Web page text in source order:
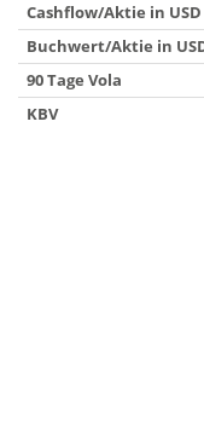
Cashflow/Aktie in USD
Buchwert/Aktie in
90 Tage Vola
KBV